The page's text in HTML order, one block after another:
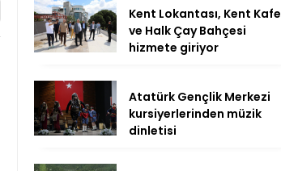
Kent Lokantası, Kent Kafe
ve Halk Çay Bahçesi
hizmete giriyor
Atatürk Gençlik Merkezi
kursiyerlerinden müzik
dinletisi